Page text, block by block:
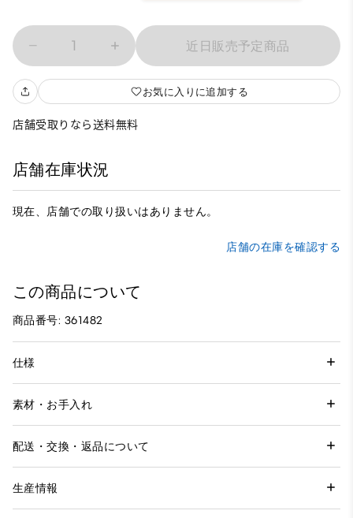
1 近日販売予定商品
お気に入りに追加する
店舗受取りなら送料無料
店舗在庫状況
現在、店舗での取り扱いはありません。
店舗の在庫を確認する
この商品について
商品番号: 361482
仕様
素材・お手入れ
配送・交換・返品について
生産情報